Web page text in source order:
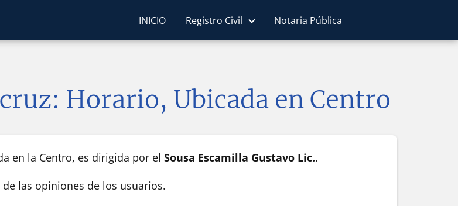
INICIO Registro Civil Notaria Pública
Horario, Ubicada en Centro
en la Centro, es dirigida por el Sousa Escamilla Gustavo Lic..
las opiniones de los usuarios.